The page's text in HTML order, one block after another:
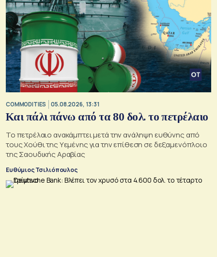
COMMODITIES 05.08.2026, 13:31
Και πάλι πάνω από τα 80 δολ. το πετρέλαιο
Το πετρέλαιο ανακάμπτει μετά την ανάληψη ευθύνης από
τους Χούθι της Υεμένης για την επίθεση σε δεξαμενόπλοιο
της Σαουδικής Αραβίας
Ευθύμιος Τσιλιόπουλος